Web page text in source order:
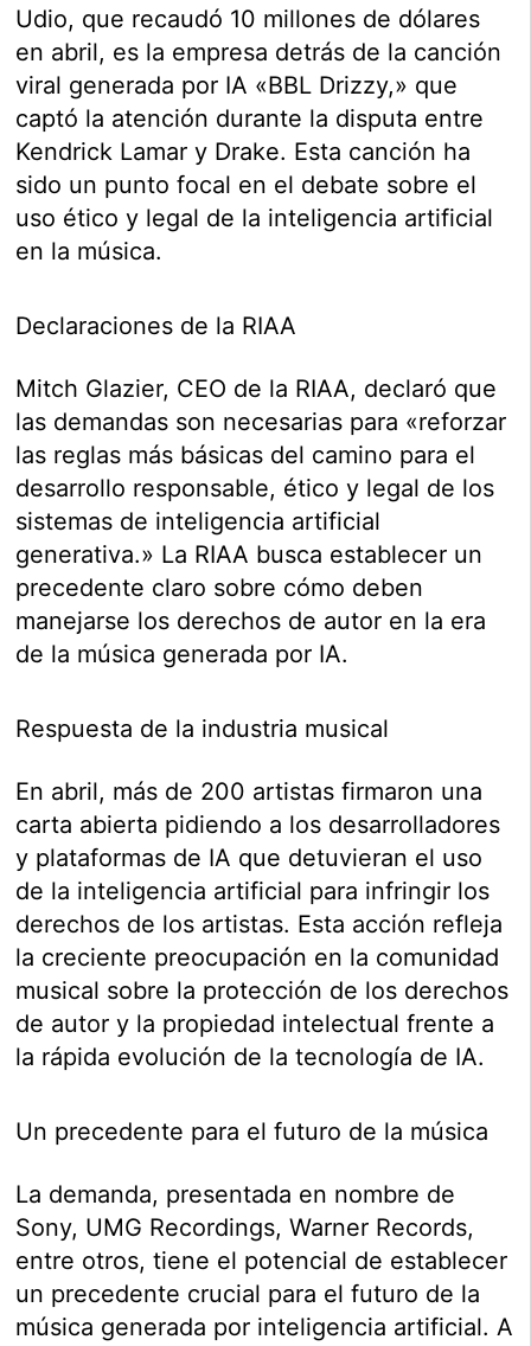
Udio, que recaudó 10 millones de dólares
en abril, es la empresa detrás de la canción
viral generada por IA «BBL Drizzy,» que
captó la atención durante la disputa entre
Kendrick Lamar y Drake. Esta canción ha
sido un punto focal en el debate sobre el
uso ético y legal de la inteligencia artificial
en la música.
Declaraciones de la RIAA
Mitch Glazier, CEO de la RIAA, declaró que
las demandas son necesarias para «reforzar
las reglas más básicas del camino para el
desarrollo responsable, ético y legal de los
sistemas de inteligencia artificial
generativa.» La RIAA busca establecer un
precedente claro sobre cómo deben
manejarse los derechos de autor en la era
de la música generada por IA.
Respuesta de la industria musical
En abril, más de 200 artistas firmaron una
carta abierta pidiendo a los desarrolladores
y plataformas de IA que detuvieran el uso
de la inteligencia artificial para infringir los
derechos de los artistas. Esta acción refleja
la creciente preocupación en la comunidad
musical sobre la protección de los derechos
de autor y la propiedad intelectual frente a
la rápida evolución de la tecnología de IA.
Un precedente para el futuro de la música
La demanda, presentada en nombre de
Sony, UMG Recordings, Warner Records,
entre otros, tiene el potencial de establecer
un precedente crucial para el futuro de la
música generada por inteligencia artificial. A